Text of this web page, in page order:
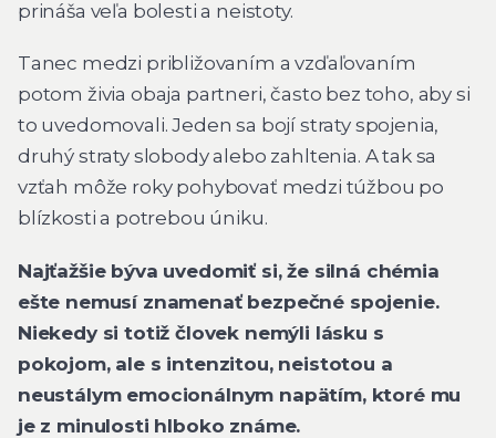
prináša veľa bolesti a neistoty.
Tanec medzi približovaním a vzďaľovaním
potom živia obaja partneri, často bez toho, aby si
to uvedomovali. Jeden sa bojí straty spojenia,
druhý straty slobody alebo zahltenia. A tak sa
vzťah môže roky pohybovať medzi túžbou po
blízkosti a potrebou úniku.
Najťažšie býva uvedomiť si, že silná chémia
ešte nemusí znamenať bezpečné spojenie.
Niekedy si totiž človek nemýli lásku s
pokojom, ale s intenzitou, neistotou a
neustálym emocionálnym napätím, ktoré mu
je z minulosti hlboko známe.